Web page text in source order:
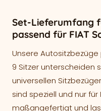
Set-Lieferumfang
passend für FIAT
Unsere Autositzbezüge
9 Sitzer unterscheiden
universellen
sind speziell und nur
maßangefertigt und